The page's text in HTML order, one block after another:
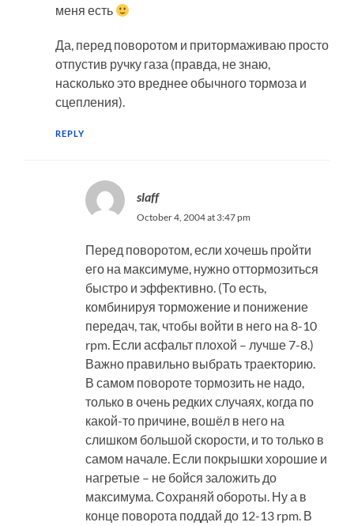
меня есть
Да, перед поворотом и притормаживаю просто
отпустив ручку газа (правда, не знаю,
насколько это вреднее обычного тормоза и
сцепления).
REPLY
slaff
October 4, 2004 at 3:47 pm
Перед поворотом, если хочешь пройти
его на максимуме, нужно оттормозиться
быстро и эффективно. (То есть,
комбинируя торможение и понижение
передач, так, чтобы войти в него на 8-10
rpm. Если асфальт плохой – лучше 7-8.)
Важно правильно выбрать траекторию.
В самом повороте тормозить не надо,
только в очень редких случаях, когда по
какой-то причине, вошёл в него на
слишком большой скорости, и то только в
самом начале. Если покрышки хорошие и
нагретые – не бойся заложить до
максимума. Сохраняй обороты. Ну а в
конце поворота поддай до 12-13 rpm. В